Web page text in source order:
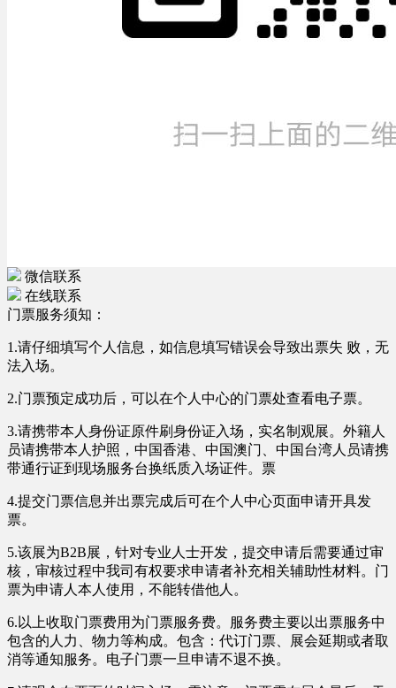
微信联系
在线联系
门票服务须知：
1.请仔细填写个人信息，如信息填写错误会导致出票失 败，无
法入场。
2.门票预定成功后，可以在个人中心的门票处查看电子票。
3.请携带本人身份证原件刷身份证入场，实名制观展。外籍人
员请携带本人护照，中国香港、中国澳门、中国台湾人员请携
带通行证到现场服务台换纸质入场证件。票
4.提交门票信息并出票完成后可在个人中心页面申请开具发
票。
5.该展为B2B展，针对专业人士开发，提交申请后需要通过审
核，审核过程中我司有权要求申请者补充相关辅助性材料。门
票为申请人本人使用，不能转借他人。
6.以上收取门票费用为门票服务费。服务费主要以出票服务中
包含的人力、物力等构成。包含：代订门票、展会延期或者取
消等通知服务。 电子门票一旦申请不退不换。